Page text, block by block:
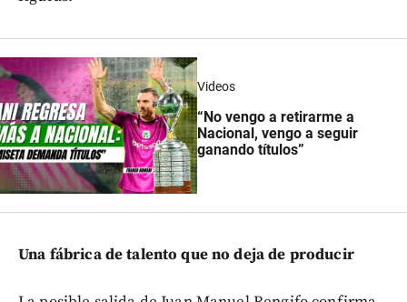
Videos
“No vengo a retirarme a
Nacional, vengo a seguir
ganando títulos”
Una fábrica de talento que no deja de producir